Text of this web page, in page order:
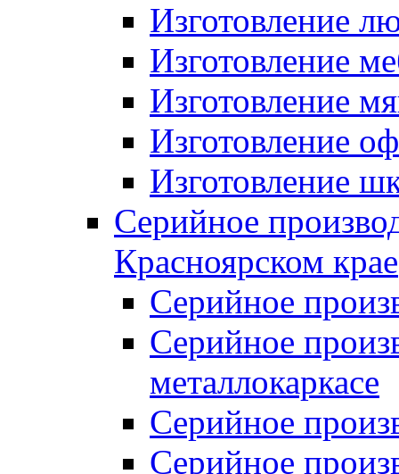
Изготовление
Изготовление
Изготовление
Изготовление
Изготовление
Серийное
Красноярском крае
Серийное
Серийное
металлокаркасе
Серийное
Серийное